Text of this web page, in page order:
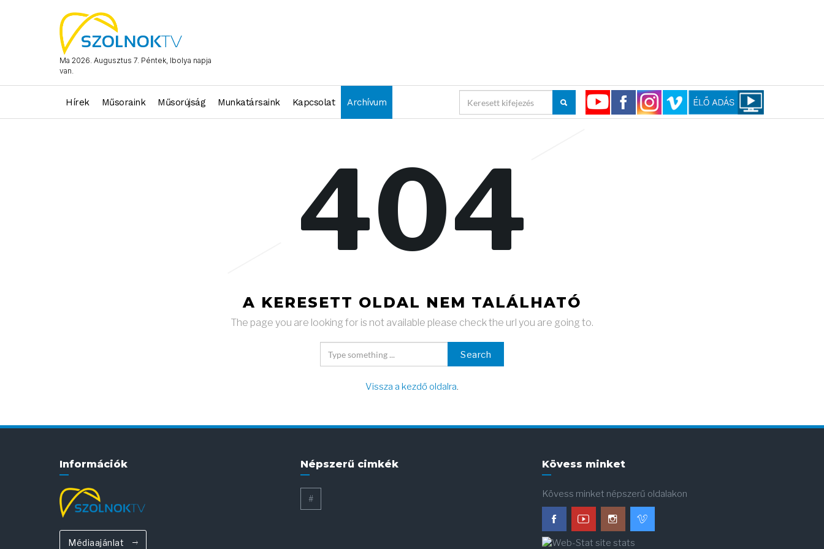
Ma 2026. Augusztus 7. Péntek, Ibolya napja
van.
Hírek Műsoraink Műsorújság Munkatársaink Kapcsolat Archívum
404
A KERESETT OLDAL NEM TALÁLHATÓ
The page you are looking for is not available please check the url you are going to.
Search
Vissza a kezdő oldalra.
Információk
Médiaajánlat
Népszerű cimkék
#
Kövess minket
Kövess minket népszerű oldalakon